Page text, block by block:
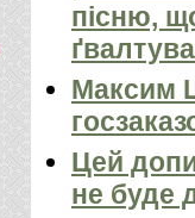
пісню,
Максим
Цей
не буде